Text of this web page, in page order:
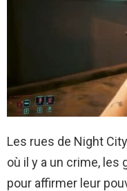
Les rues de Night
où il y a un crime, les
pour affirmer leur